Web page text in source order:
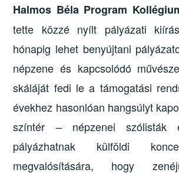
Halmos Béla Program
tette közzé nyílt pályázati
hónapig lehet benyújtani
népzene és kapcsolódó
skáláját fedi le a támogatási
évekhez hasonlóan hangsúlyt
színtér – népzenei szólisták
pályázhatnak külföldi
megvalósítására, hogy